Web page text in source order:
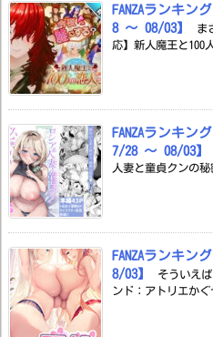
FANZAランキン
8 ～ 08/03】
ま
応】新人魔王と
FANZAランキン
7/28 ～ 08/03】
人妻と童貞クンの
FANZAランキン
8/03】
そういえ
ンド：アトリエか